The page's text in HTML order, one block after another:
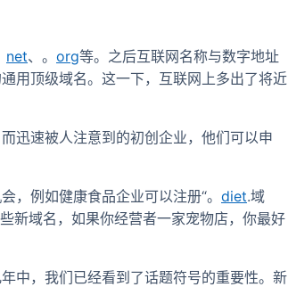
net、。 org等。之后互联网名称与数字地址
用顶级域名。这一下，互联网上多出了将近
迅速被人注意到的初创企业，他们可以申
，例如健康食品企业可以注册“。 diet.域
新域名，如果你经营者一家宠物店，你最好
中，我们已经看到了话题符号的重要性。新